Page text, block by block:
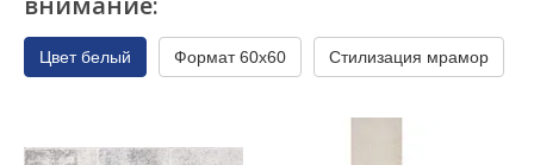
Цвет белый Формат 60x60 Стилизация мрамор